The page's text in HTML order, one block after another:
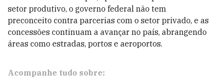
setor produtivo, o governo federal não tem
preconceito contra parcerias com o setor privado, e as
concessões continuam a avançar no país, abrangendo
áreas como estradas, portos e aeroportos.
Acompanhe tudo sobre: